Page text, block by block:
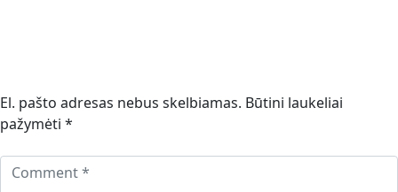
El. pašto adresas nebus skelbiamas. Būtini laukeliai
pažymėti *